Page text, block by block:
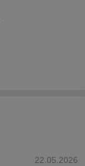
22.05.2026